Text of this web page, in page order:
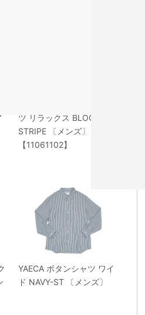
ツ リラックス BLOCK
STRIPE 〔メンズ〕
【11061102】
YAECA ボタンシャツ ワイ
ド NAVY-ST 〔メンズ〕